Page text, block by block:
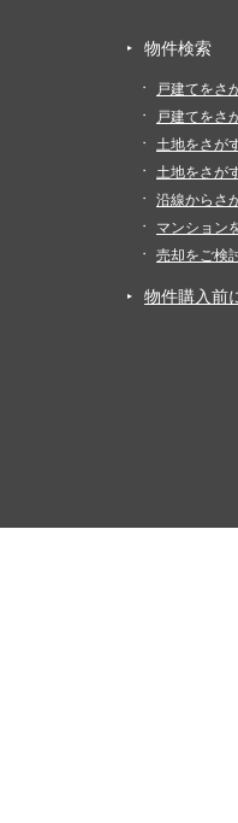
物件検索
戸建てをさ
戸建てをさ
土地をさが
土地をさが
沿線からさ
マンション
売却をご検
物件購入前